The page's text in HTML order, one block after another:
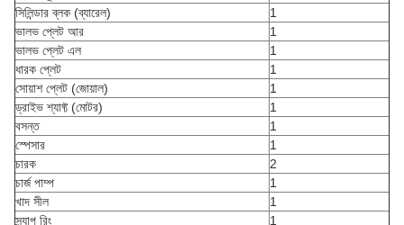
সিলিন্ডার ব্লক (ব্যারেল)
1
ভালভ প্লেট আর
1
ভালভ প্লেট এল
1
ধারক প্লেট
1
সোয়াশ প্লেট (জোয়াল)
1
ড্রাইভ শ্যাফ্ট (মোটর)
1
বসন্ত
1
স্পেসার
1
চারক
2
চার্জ পাম্প
1
খাদ সীল
1
স্ন্যাপ রিং
1